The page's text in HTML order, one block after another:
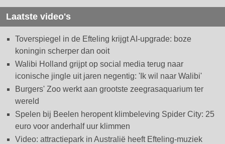
Laatste video's
Toverspiegel in de Efteling krijgt AI-upgrade: boze
koningin scherper dan ooit
Walibi Holland grijpt op social media terug naar
iconische jingle uit jaren negentig: 'Ik wil naar Walibi'
Burgers' Zoo werkt aan grootste zeegrasaquarium ter
wereld
Spelen bij Beelen heropent klimbeleving Spider City: 25
euro voor anderhalf uur klimmen
Video: attractiepark in Australië heeft Efteling-muziek